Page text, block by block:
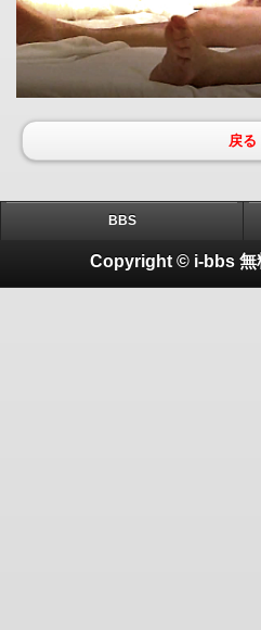
戻る
BBS
Copyright © i-bbs 無